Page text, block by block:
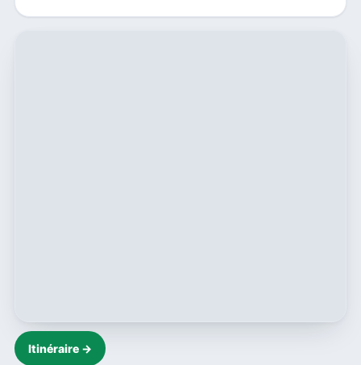
Itinéraire →